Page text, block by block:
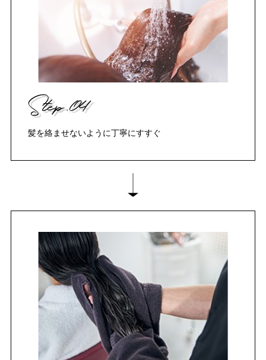
Step.04
髪を絡ませないように丁寧にすすぐ